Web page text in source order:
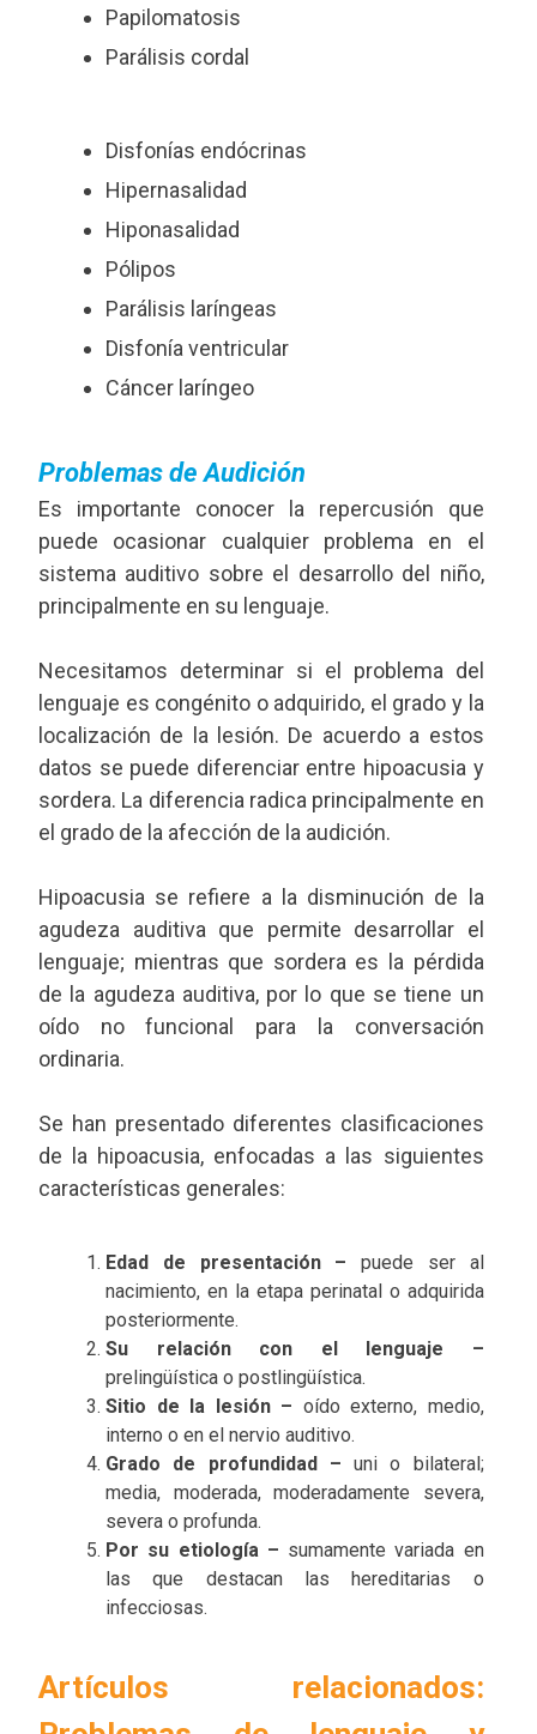
Papilomatosis
Parálisis cordal
Disfonías endócrinas
Hipernasalidad
Hiponasalidad
Pólipos
Parálisis laríngeas
Disfonía ventricular
Cáncer laríngeo
Problemas de Audición
Es importante conocer la repercusión que
puede ocasionar cualquier problema en el
sistema auditivo sobre el desarrollo del niño,
principalmente en su lenguaje.
Necesitamos determinar si el problema del
lenguaje es congénito o adquirido, el grado y la
localización de la lesión. De acuerdo a estos
datos se puede diferenciar entre hipoacusia y
sordera. La diferencia radica principalmente en
el grado de la afección de la audición.
Hipoacusia se refiere a la disminución de la
agudeza auditiva que permite desarrollar el
lenguaje; mientras que sordera es la pérdida
de la agudeza auditiva, por lo que se tiene un
oído no funcional para la conversación
ordinaria.
Se han presentado diferentes clasificaciones
de la hipoacusia, enfocadas a las siguientes
características generales:
Edad de presentación – puede ser al
nacimiento, en la etapa perinatal o adquirida
posteriormente.
Su relación con el lenguaje –
prelingüística o postlingüística.
Sitio de la lesión – oído externo, medio,
interno o en el nervio auditivo.
Grado de profundidad – uni o bilateral;
media, moderada, moderadamente severa,
severa o profunda.
Por su etiología – sumamente variada en
las que destacan las hereditarias o
infecciosas.
Artículos relacionados: